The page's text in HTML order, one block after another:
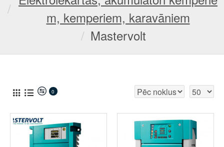
m, kemperiem, karavāniem
Mastervolt
0